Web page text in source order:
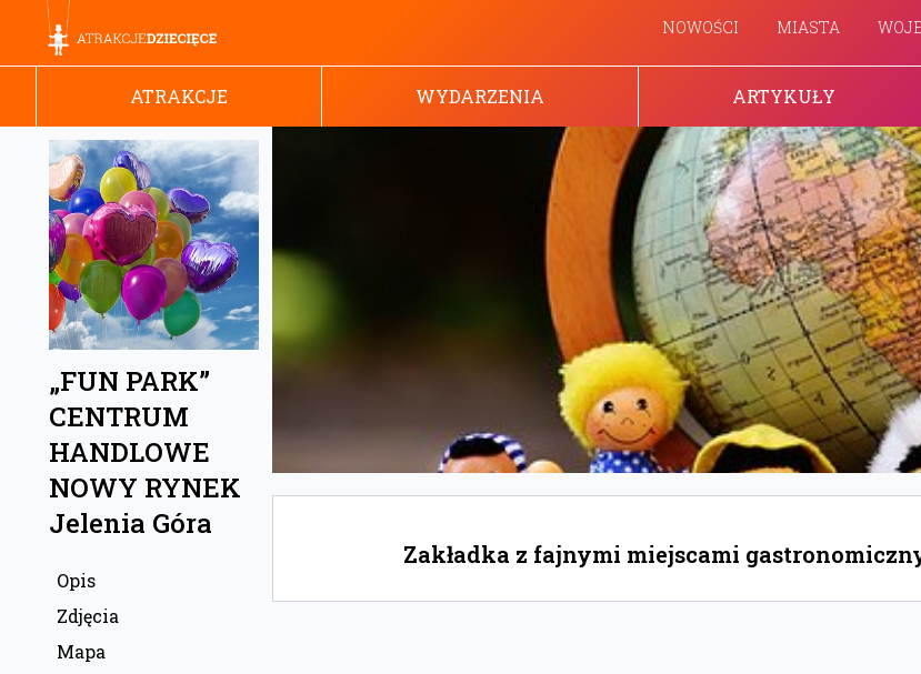
NOWOŚCI MIASTA
ATRAKCJE WYDARZENIA ARTYKUŁY
„FUN PARK”
CENTRUM
HANDLOWE
NOWY RYNEK
Jelenia Góra
Opis
Zdjęcia
Mapa
Zakładka z fajnymi miejscami